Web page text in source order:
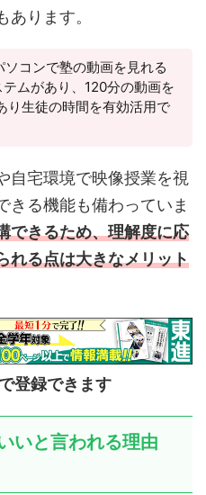
ります。
ソコンで塾の動画を見れる
ムがあり、120分の動画を
り生徒の時間を有効活用で
自宅環境で映像授業を視
きる機能も備わっていま
できるため、理解度に応
れる点は大きなメリット
登録できます
いと言われる理由